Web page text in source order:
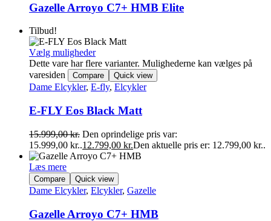
Gazelle Arroyo C7+ HMB Elite
Tilbud!
Vælg muligheder
Dette vare har flere varianter. Mulighederne kan vælges på
varesiden
Compare Quick view
Dame Elcykler, E-fly, Elcykler
E-FLY Eos Black Matt
15.999,00kr. Den oprindelige pris var:
15.999,00 kr..12.799,00 kr.Den aktuelle pris er: 12.799,00 kr..
Læs mere
Compare Quick view
Dame Elcykler, Elcykler, Gazelle
Gazelle Arroyo C7+ HMB